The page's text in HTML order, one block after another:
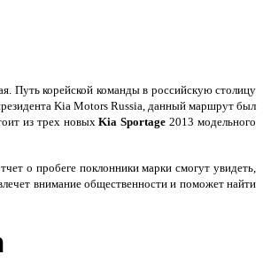
Путь корейской команды в российскую столицу
Kia Motors Russia, данный маршрут был
из трех новыхKia Sportage 2013 модельного
о пробеге поклонники марки смогут увидеть,
внимание общественности и поможет найти